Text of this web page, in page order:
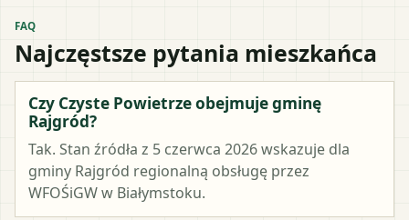
FAQ
Najczęstsze pytania mieszkańca
Czy Czyste Powietrze obejmuje gminę
Rajgród?
Tak. Stan źródła z 5 czerwca 2026 wskazuje dla
gminy Rajgród regionalną obsługę przez
WFOŚiGW w Białymstoku.